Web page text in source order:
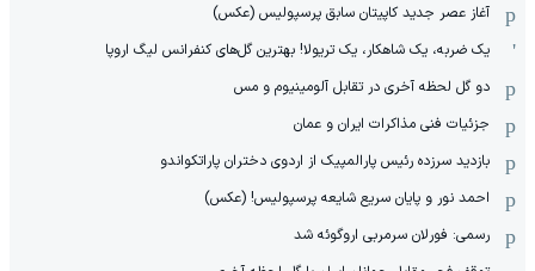
آغاز عصر جدید کاپیتان سابق پرسپولیس (عکس)
یک ضربه، یک شاهکار، یک تریولا! بهترین گل‌های کنفرانس لیگ اروپا
دو گل لحظه آخری در تقابل آلومینیوم و مس
جزئیات فنی مذاکرات ایران و عمان
بازدید سرزده رئیس پارالمپیک از اردوی دختران پاراتکواندو
احمد نور و پایان سریع شایعه پرسپولیس! (عکس)
رسمی: فورلان سرمربی اروگوئه شد